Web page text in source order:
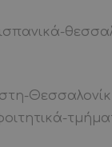
ισπανικά-
στη-